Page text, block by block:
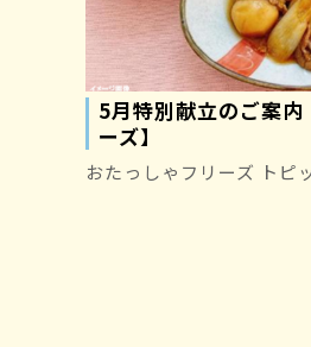
5月特別献立のご案
ーズ】
おたっしゃフリーズ トピ